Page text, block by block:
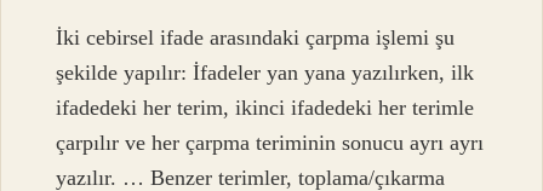
İki cebirsel ifade arasındaki çarpma işlemi şu
şekilde yapılır: İfadeler yan yana yazılırken, ilk
ifadedeki her terim, ikinci ifadedeki her terimle
çarpılır ve her çarpma teriminin sonucu ayrı ayrı
yazılır. … Benzer terimler, toplama/çıkarma